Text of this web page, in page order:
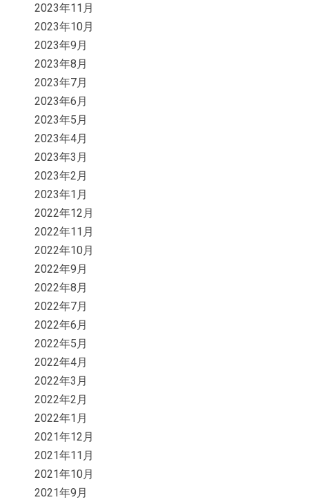
2023年11月
2023年10月
2023年9月
2023年8月
2023年7月
2023年6月
2023年5月
2023年4月
2023年3月
2023年2月
2023年1月
2022年12月
2022年11月
2022年10月
2022年9月
2022年8月
2022年7月
2022年6月
2022年5月
2022年4月
2022年3月
2022年2月
2022年1月
2021年12月
2021年11月
2021年10月
2021年9月